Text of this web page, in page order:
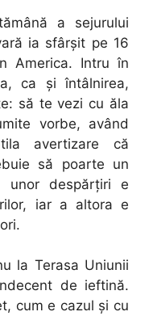
a sejurului
ia sfârșit pe 16
America. Intru în
ca și întâlnirea,
să te vezi cu ăla
vorbe, având
avertizare că
să poarte un
unor despărțiri e
iar a altora e
la Terasa Uniunii
de ieftină.
cum e cazul și cu